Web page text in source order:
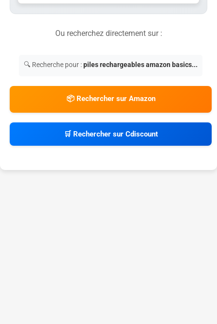
Ou recherchez directement sur :
🔍 Recherche pour :piles rechargeables amazon basics...
📦 Rechercher sur Amazon
🛒 Rechercher sur Cdiscount